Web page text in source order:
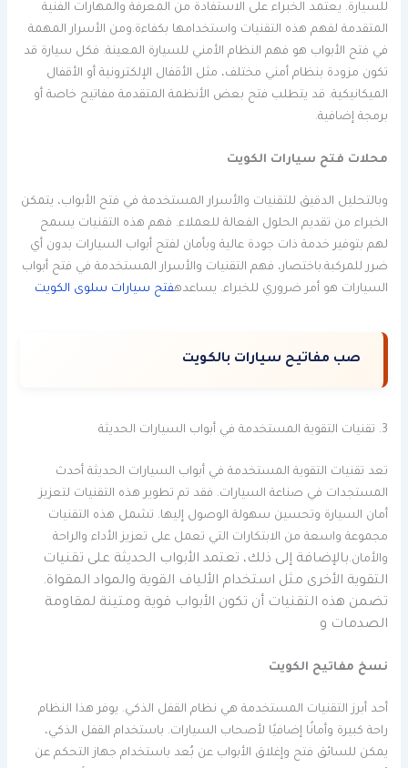
للسيارة. يعتمد الخبراء على الاستفادة من المعرفة والمهارات الفنية
المتقدمة لفهم هذه التقنيات واستخدامها بكفاءة.ومن الأسرار المهمة
في فتح الأبواب هو فهم النظام الأمني للسيارة المعينة. فكل سيارة قد
تكون مزودة بنظام أمني مختلف، مثل الأقفال الإلكترونية أو الأقفال
الميكانيكية. قد يتطلب فتح بعض الأنظمة المتقدمة مفاتيح خاصة أو
برمجة إضافية.
محلات فتح سيارات الكويت
وبالتحليل الدقيق للتقنيات والأسرار المستخدمة في فتح الأبواب، يتمكن
الخبراء من تقديم الحلول الفعالة للعملاء. فهم هذه التقنيات يسمح
لهم بتوفير خدمة ذات جودة عالية وبأمان لفتح أبواب السيارات بدون أي
ضرر للمركبة.باختصار، فهم التقنيات والأسرار المستخدمة في فتح أبواب
السيارات هو أمر ضروري للخبراء. يساعدهفتح سيارات سلوى الكويت
صب مفاتيح سيارات بالكويت
3. تقنيات التقوية المستخدمة في أبواب السيارات الحديثة
تعد تقنيات التقوية المستخدمة في أبواب السيارات الحديثة أحدث
المستجدات في صناعة السيارات. فقد تم تطوير هذه التقنيات لتعزيز
أمان السيارة وتحسين سهولة الوصول إليها. تشمل هذه التقنيات
مجموعة واسعة من الابتكارات التي تعمل على تعزيز الأداء والراحة
والأمان.بالإضافة إلى ذلك، تعتمد الأبواب الحديثة على تقنيات
التقوية الأخرى مثل استخدام الألياف القوية والمواد المقواة.
تضمن هذه التقنيات أن تكون الأبواب قوية ومتينة لمقاومة
الصدمات و
نسخ مفاتيح الكويت
أحد أبرز التقنيات المستخدمة هي نظام القفل الذكي. يوفر هذا النظام
راحة كبيرة وأمانًا إضافيًا لأصحاب السيارات. باستخدام القفل الذكي،
يمكن للسائق فتح وإغلاق الأبواب عن بُعد باستخدام جهاز التحكم عن